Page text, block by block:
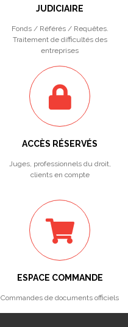
JUDICIAIRE
Fonds / Référés / Requêtes.
Traitement de difficultés des
entreprises
ACCÈS RÉSERVÉS
Juges, professionnels du droit,
clients en compte
ESPACE COMMANDE
Commandes de documents officiels